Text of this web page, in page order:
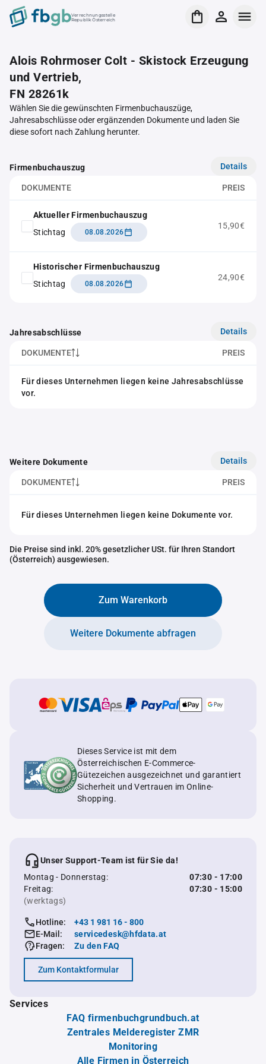
Verrechnungsstelle
Republik Österreich
Alois Rohrmoser Colt - Skistock Erzeugung
und Vertrieb,
FN 28261k
Wählen Sie die gewünschten Firmenbuchauszüge,
Jahresabschlüsse oder ergänzenden Dokumente und laden Sie
diese sofort nach Zahlung herunter.
Firmenbuchauszug Details
DOKUMENTE PREIS
Aktueller Firmenbuchauszug
Stichtag
08.08.2026
15,90€
Historischer Firmenbuchauszug
Stichtag
08.08.2026
24,90€
Jahresabschlüsse Details
DOKUMENTE PREIS
Für dieses Unternehmen liegen keine Jahresabschlüsse
vor.
Weitere Dokumente Details
DOKUMENTE PREIS
Für dieses Unternehmen liegen keine Dokumente vor.
Die Preise sind inkl. 20% gesetzlicher USt. für Ihren Standort
(Österreich) ausgewiesen.
Zum Warenkorb
Weitere Dokumente abfragen
Dieses Service ist mit dem
Österreichischen E-Commerce-
Gütezeichen ausgezeichnet und garantiert
Sicherheit und Vertrauen im Online-
Shopping.
Unser Support-Team ist für Sie da!
Montag - Donnerstag:
07:30 - 17:00
Freitag:
07:30 - 15:00
(werktags)
Hotline:
+43 1 981 16 - 800
E-Mail:
servicedesk@hfdata.at
Fragen:
Zu den FAQ
Zum Kontaktformular
Services
FAQ firmenbuchgrundbuch.at
Zentrales Melderegister ZMR
Monitoring
Alle Firmen in Österreich